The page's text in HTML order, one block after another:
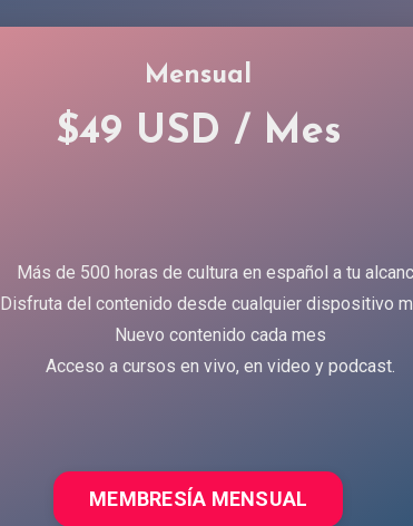
Mensual
$49 USD / Mes
Más de 500 horas de cultura en español a tu
Disfruta del contenido desde cualquier dispositivo
Nuevo contenido cada mes
Acceso a cursos en vivo, en video y podcast.
MEMBRESÍA MENSUAL